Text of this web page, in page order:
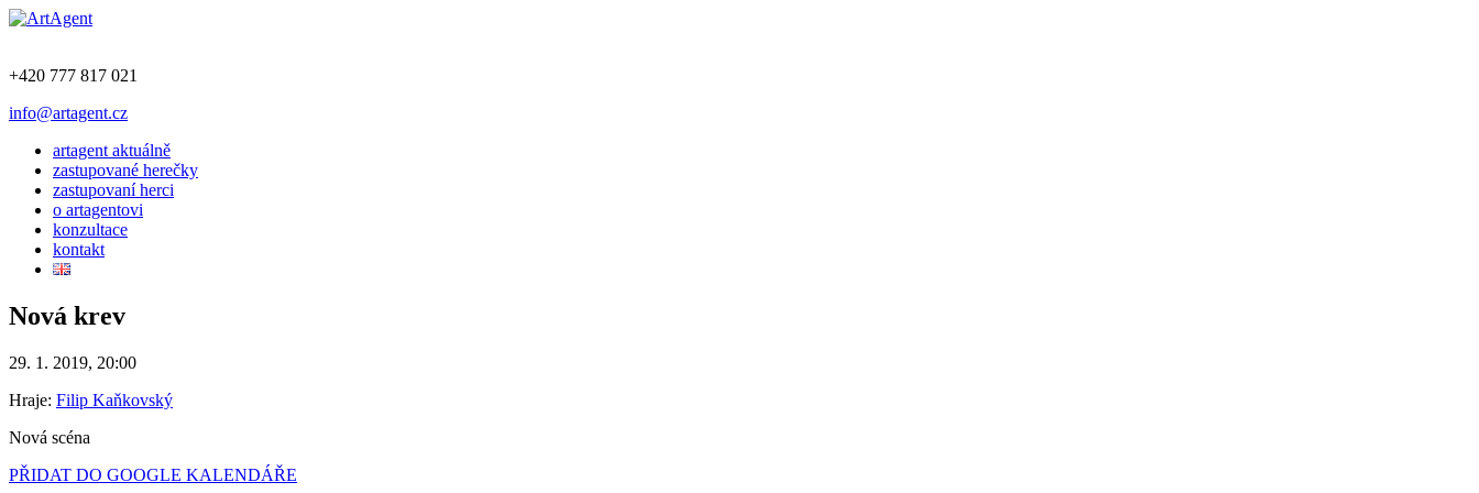
+420 777 817 021
info@artagent.cz
artagent aktuálně
zastupované herečky
zastupovaní herci
o artagentovi
konzultace
kontakt
Nová krev
29. 1. 2019, 20:00
Hraje: Filip Kaňkovský
Nová scéna
PŘIDAT DO GOOGLE KALENDÁŘE